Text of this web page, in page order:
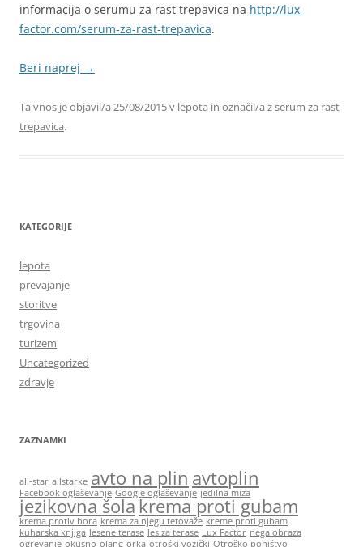
informacija o serumu za rast trepavica na http://lux-
factor.com/serum-za-rast-trepavica.
Beri naprej →
Ta vnos je objavil/a 25/08/2015v lepota in označil/a zserum za rast
trepavica.
KATEGORIJE
lepota
prevajanje
storitve
trgovina
turizem
Uncategorized
zdravje
ZAZNAMKI
all-star allstarke avto na plin avtoplin
Facebook oglaševanje Google oglaševanje jedilna miza
jezikovna šola krema proti gubam
krema protiv bora krema za njegu tetovaže kreme proti gubam
kuharska knjiga lesene terase les za terase Lux Factor nega obraza
ogrevanje okusno olang orka otroški vozički Otroško pohištvo